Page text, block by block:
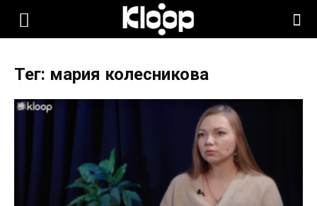
KLOOP.KG
Кыргызстана
Тег: мария колесникова